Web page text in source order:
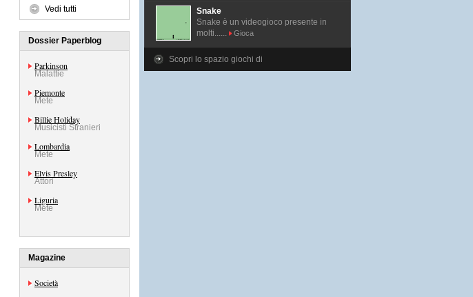
Vedi tutti
Dossier Paperblog
Parkinson
Malattie
Piemonte
Mete
Billie Holiday
Musicisti Stranieri
Lombardia
Mete
Elvis Presley
Attori
Liguria
Mete
Magazine
Società
Snake
Snake è un videogioco presente in
molti......
Gioca
Scopri lo spazio giochi di